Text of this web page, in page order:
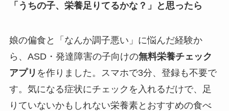
「うちの子、栄養足りてるかな？」と思ったら
娘の偏食と「なんか調子悪い」に悩んだ経験か
ら、ASD・発達障害の子向けの無料栄養チェック
アプリ を作りました。スマホで3分、登録も不要で
す。気になる症状にチェックを入れるだけで、足
りていないかもしれない栄養素とおすすめの食べ